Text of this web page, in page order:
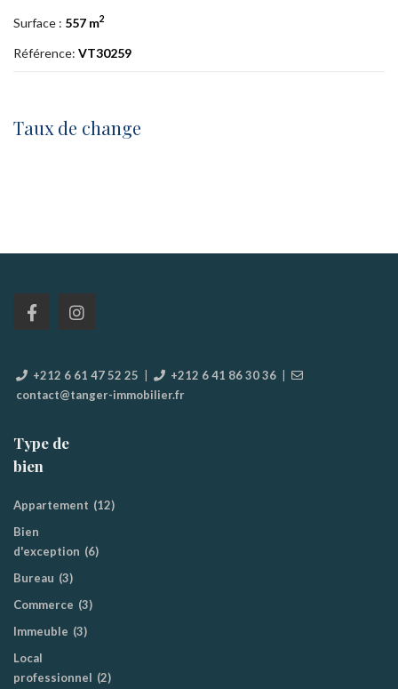
Surface : 557 m2
Référence: VT30259
Taux de change
+212 6 61 47 52 25 | +212 6 41 86 30 36 |
contact@tanger-immobilier.fr
Type de
bien
Appartement (12)
Bien
d'exception (6)
Bureau (3)
Commerce (3)
Immeuble (3)
Local
professionnel (2)